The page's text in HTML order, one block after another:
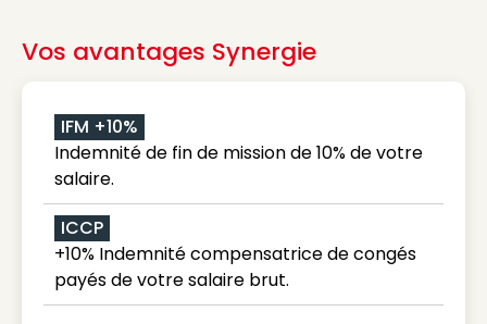
Vos avantages Synergie
IFM +10%
Indemnité de fin de mission de 10% de votre
salaire.
ICCP
+10% Indemnité compensatrice de congés
payés de votre salaire brut.